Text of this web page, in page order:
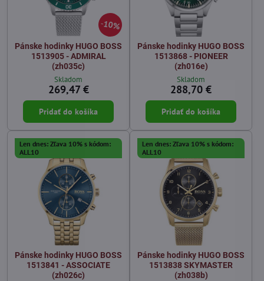
10%
Pánske hodinky HUGO BOSS
1513905 - ADMIRAL
(zh035c)
Skladom
269,47 €
Pridať do košíka
Pánske hodinky HUGO BOSS
1513868 - PIONEER
(zh016e)
Skladom
288,70 €
Pridať do košíka
Len dnes: Zľava 10% s kódom:
ALL10
Pánske hodinky HUGO BOSS
1513841 - ASSOCIATE
(zh026c)
Len dnes: Zľava 10% s kódom:
ALL10
Pánske hodinky HUGO BOSS
1513838 SKYMASTER
(zh038b)